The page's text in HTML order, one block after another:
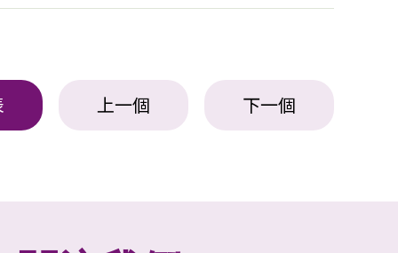
上一個 下一個